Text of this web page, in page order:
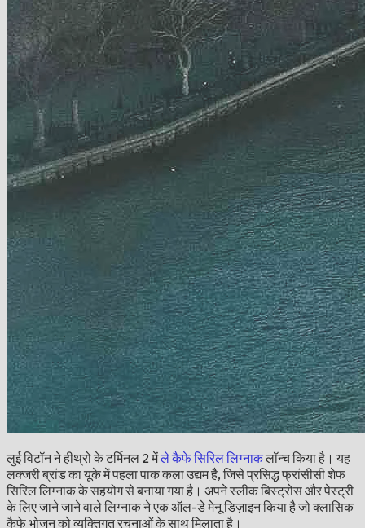
लुई विटॉन ने हीथ्रो के टर्मिनल 2 मेंले कैफे सिरिल लिग्नाकलॉन्च किया है। यह
लक्जरी ब्रांड का यूके में पहला पाक कला उद्यम है, जिसे प्रसिद्ध फ्रांसीसी शेफ
सिरिल लिग्नाक के सहयोग से बनाया गया है। अपने स्लीक बिस्ट्रोस और पेस्ट्री
के लिए जाने जाने वाले लिग्नाक ने एक ऑल-डे मेनू डिज़ाइन किया है जो क्लासिक
कैफे भोजन को व्यक्तिगत रचनाओं के साथ मिलाता है।